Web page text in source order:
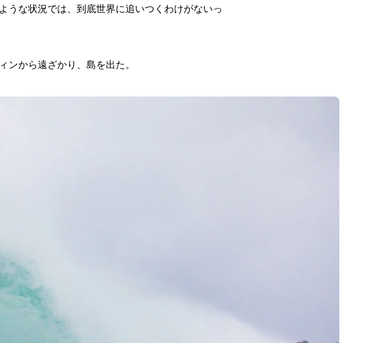
うな状況では、到底世界に追いつくわけがないっ
から遠ざかり、島を出た。